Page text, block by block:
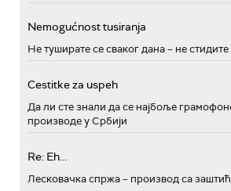
Nemogućnost tusiranja
Не туширате се сваког дана – не стидите
Cestitke za uspeh
Да ли сте знали да се најбоље
производе у Србији
Re: Eh...
Лесковачка спржа – производ са